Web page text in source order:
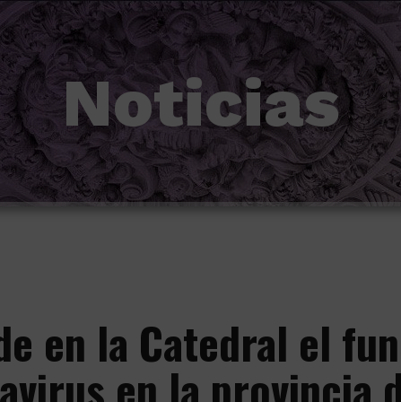
Noticias
en la Catedral el
en la provincia